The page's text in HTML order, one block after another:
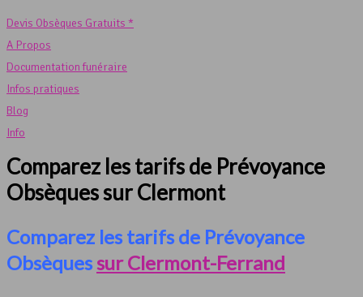
Devis Obsèques Gratuits *
A Propos
Documentation funéraire
Infos pratiques
Blog
Info
Comparez les tarifs de Prévoyance
Obsèques sur Clermont
Comparez les tarifs de Prévoyance
Obsèques sur Clermont-Ferrand